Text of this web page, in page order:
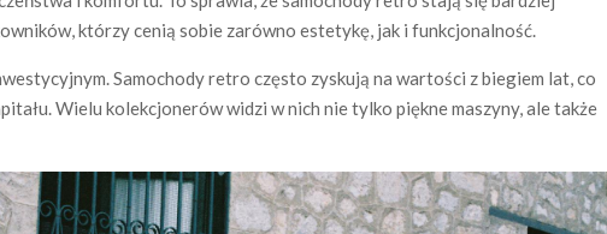
którzy cenią sobie zarówno estetykę, jak i funkcjonalność.
Samochody retro często zyskują na wartości z biegiem lat, co
Wielu kolekcjonerów widzi w nich nie tylko piękne maszyny, ale także